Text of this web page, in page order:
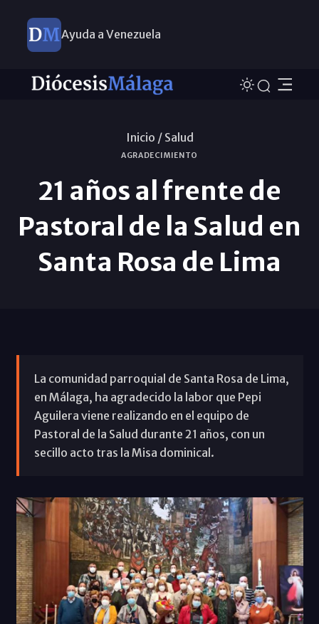
Ayuda a Venezuela
Inicio / Salud
AGRADECIMIENTO
21 años al frente de
Pastoral de la Salud en
Santa Rosa de Lima
La comunidad parroquial de Santa Rosa de Lima,
en Málaga, ha agradecido la labor que Pepi
Aguilera viene realizando en el equipo de
Pastoral de la Salud durante 21 años, con un
secillo acto tras la Misa dominical.